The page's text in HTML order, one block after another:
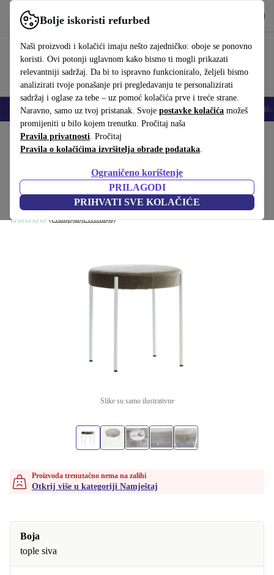
Bolje iskoristi refurbed
Naši proizvodi i kolačići imaju nešto zajedničko: oboje se ponovno
koristi. Ovi potonji uglavnom kako bismo ti mogli prikazati
relevantniji sadržaj. Da bi to ispravno funkcioniralo, željeli bismo
analizirati tvoje ponašanje pri pregledavanju te personalizirati
sadržaj i oglase za tebe – uz pomoć kolačića prve i treće strane.
Naravno, samo uz tvoj pristanak. Svoje postavke kolačića možeš
promijeniti u bilo kojem trenutku. Pročitaj naša
Pravila privatnosti. Pročitaj
Pravila o kolačićima izvršitelja obrade podataka.
Ograničeno korištenje
PRILAGODI
PRIHVATI SVE KOLAČIĆE
Koristi refurbed brzo i jednostavno
Mobiteli Prijenosna računala Tableti Pametni satovi Dodaci
Početna stranica Proizvodi Kućanstvo
Verner Panton Series 430 stolica baršun
Taupe
Tamnoplavkasto sivi
(Prikupljanje recenzija)
Slike su samo ilustrativne
Proizvoda trenutačno nema na zalihi
Otkrij više u kategoriji Namještaj
Boja
tople siva